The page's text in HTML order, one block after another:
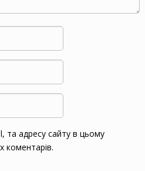
та адресу сайту в цьому
коментарів.